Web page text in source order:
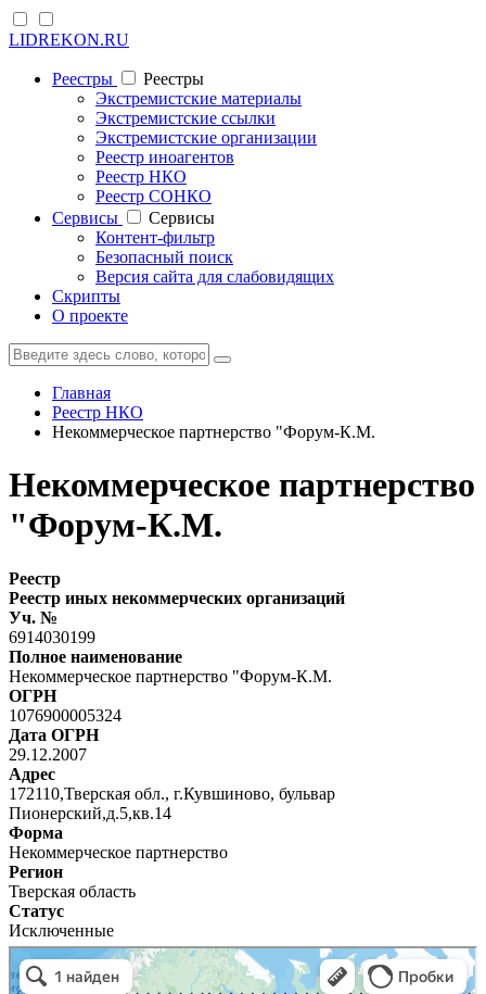
LIDREKON.RU
Реестры
Реестры
Экстремистские материалы
Экстремистские ссылки
Экстремистские организации
Реестр иноагентов
Реестр НКО
Реестр СОНКО
Cервисы
Cервисы
Контент-фильтр
Безопасный поиск
Версия сайта для слабовидящих
Скрипты
О проекте
Главная
Реестр НКО
Некоммерческое партнерство "Форум-К.М.
Некоммерческое партнерство
"Форум-К.М.
Реестр
Реестр иных некоммерческих организаций
Уч. №
6914030199
Полное наименование
Некоммерческое партнерство "Форум-К.М.
ОГРН
1076900005324
Дата ОГРН
29.12.2007
Адрес
172110,Тверская обл., г.Кувшиново, бульвар
Пионерский,д.5,кв.14
Форма
Некоммерческое партнерство
Регион
Тверская область
Статус
Исключенные